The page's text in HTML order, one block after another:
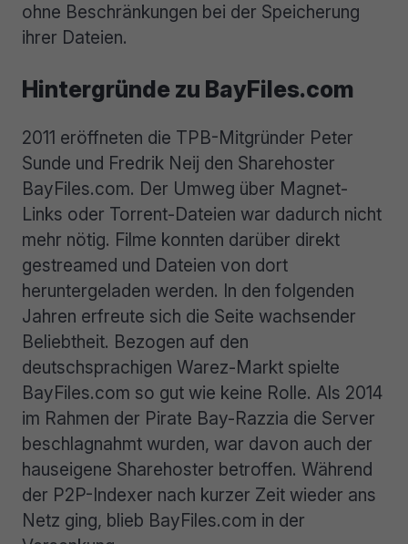
ohne Beschränkungen bei der Speicherung
ihrer Dateien.
Hintergründe zu BayFiles.com
2011 eröffneten die TPB-Mitgründer Peter
Sunde und Fredrik Neij den Sharehoster
BayFiles.com. Der Umweg über Magnet-
Links oder Torrent-Dateien war dadurch nicht
mehr nötig. Filme konnten darüber direkt
gestreamed und Dateien von dort
heruntergeladen werden. In den folgenden
Jahren erfreute sich die Seite wachsender
Beliebtheit. Bezogen auf den
deutschsprachigen Warez-Markt spielte
BayFiles.com so gut wie keine Rolle. Als 2014
im Rahmen der Pirate Bay-Razzia die Server
beschlagnahmt wurden, war davon auch der
hauseigene Sharehoster betroffen. Während
der P2P-Indexer nach kurzer Zeit wieder ans
Netz ging, blieb BayFiles.com in der